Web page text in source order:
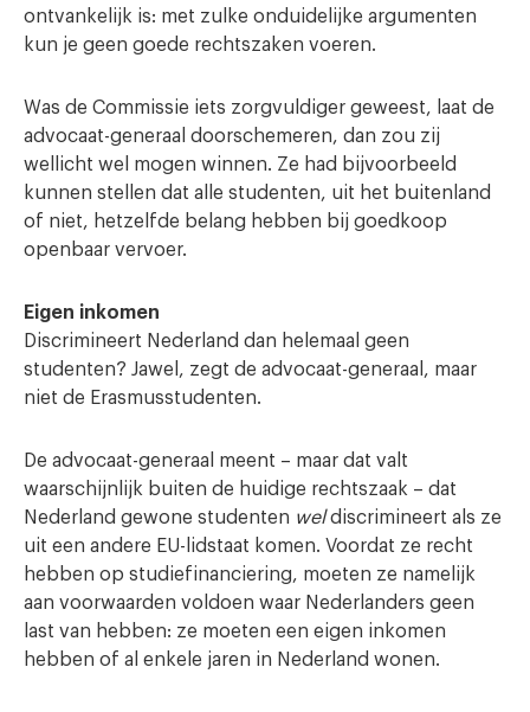
ontvankelijk is: met zulke onduidelijke argumenten
kun je geen goede rechtszaken voeren.
Was de Commissie iets zorgvuldiger geweest, laat de
advocaat-generaal doorschemeren, dan zou zij
wellicht wel mogen winnen. Ze had bijvoorbeeld
kunnen stellen dat alle studenten, uit het buitenland
of niet, hetzelfde belang hebben bij goedkoop
openbaar vervoer.
Eigen inkomen
Discrimineert Nederland dan helemaal geen
studenten? Jawel, zegt de advocaat-generaal, maar
niet de Erasmusstudenten.
De advocaat-generaal meent – maar dat valt
waarschijnlijk buiten de huidige rechtszaak – dat
Nederland gewone studenten weldiscrimineert als ze
uit een andere EU-lidstaat komen. Voordat ze recht
hebben op studiefinanciering, moeten ze namelijk
aan voorwaarden voldoen waar Nederlanders geen
last van hebben: ze moeten een eigen inkomen
hebben of al enkele jaren in Nederland wonen.